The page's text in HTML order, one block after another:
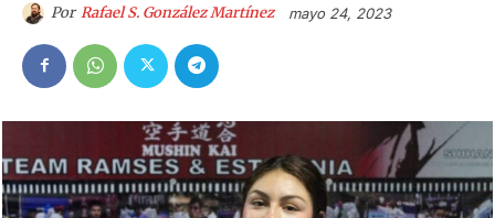
Por Rafael S. González Martínez mayo 24, 2023